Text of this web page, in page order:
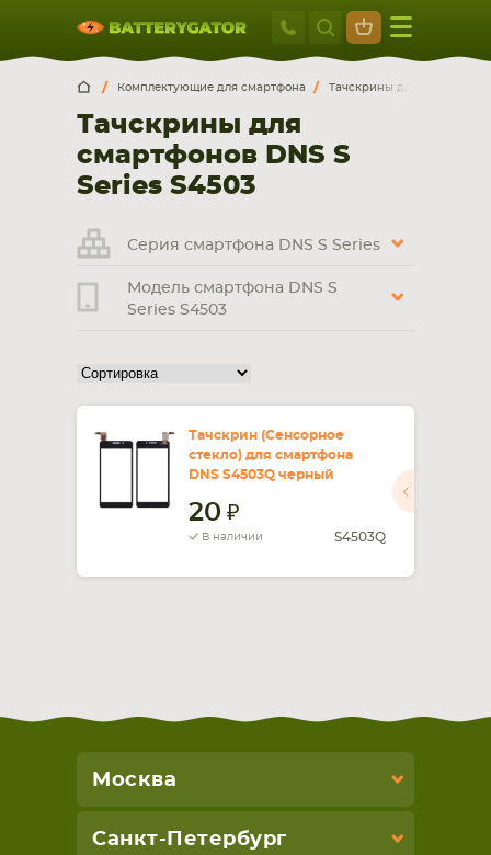
Москва
+7 495 414
Москва
г. Москва, ул. Ткацкая, 5с3 (м. Семеновская)
5 мин. ходьбы от ст.м. “Семеновская”
+7 495 414 28 59
Пн-Вс:
9:00-21:00
смартфона, планшета
КОМПЛЕКТУЮЩИЕ
Комплектующие для смартфона Тачскрины для смартфонов
Тачскрины для
смартфонов DNS S
Series S4503
Серия смартфона DNS S Series
Модель смартфона DNS S
Series S4503
Тачскрин (Сенсорное
стекло) для смартфона
DNS S4503Q черный
20
В наличии S4503Q
Москва
Санкт-Петербург